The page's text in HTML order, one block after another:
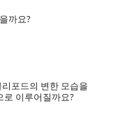
까요?
포드의 변한 모습을
로 이루어질까요?